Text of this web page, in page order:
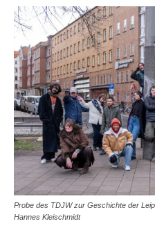
Probe des TDJW zur Geschichte der
Hannes Kleischmidt